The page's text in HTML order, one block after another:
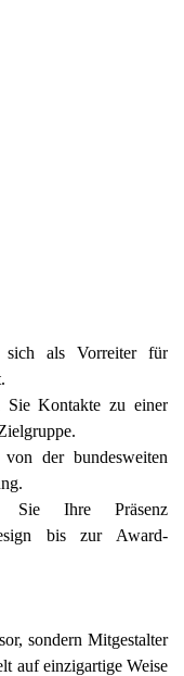
sich als Vorreiter für
Sie Kontakte zu einer
der bundesweiten
Sie Ihre Präsenz
bis zur Award-
sondern Mitgestalter
auf einzigartige Weise